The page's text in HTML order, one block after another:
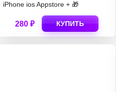
iPhone ios Appstore + 🎁
280 ₽ КУПИТЬ